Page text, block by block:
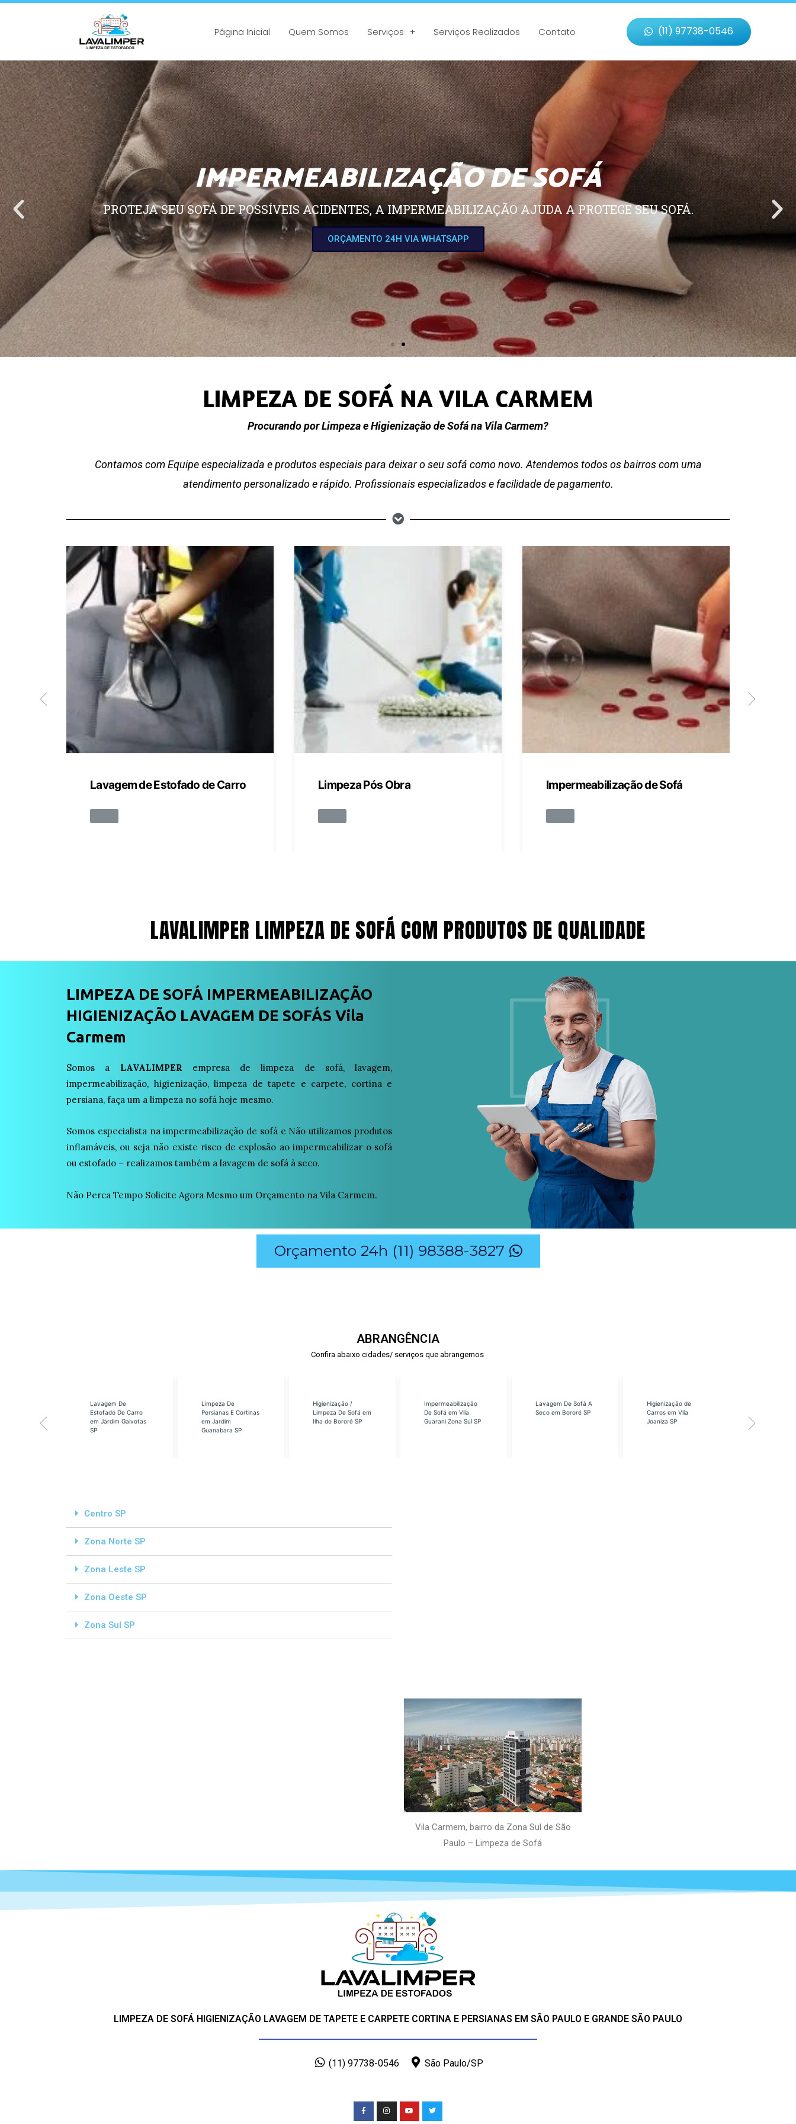
Página Inicial Quem Somos Serviços Serviços Realizados Contato (11) 97738-0546
IMPERMEABILIZAÇÃO DE SOFÁ
PROTEJA SEU SOFÁ DE POSSÍVEIS ACIDENTES, A IMPERMEABILIZAÇÃO AJUDA A PROTEGE SEU SOFÁ.
ORÇAMENTO 24H VIA WHATSAPP
LIMPEZA DE SOFÁ NA VILA CARMEM
Procurando por Limpeza e Higienização de Sofá na Vila Carmem?
Contamos com Equipe especializada e produtos especiais para deixar o seu sofá como novo. Atendemos todos os bairros com uma
atendimento personalizado e rápido. Profissionais especializados e facilidade de pagamento.
Lavagem de Estofado de Carro Limpeza Pós Obra Impermeabilização de Sofá
LAVALIMPER LIMPEZA DE SOFÁ COM PRODUTOS DE QUALIDADE
LIMPEZA DE SOFÁ IMPERMEABILIZAÇÃO
HIGIENIZAÇÃO LAVAGEM DE SOFÁS Vila
Carmem
Somos a LAVALIMPER empresa de limpeza de sofá, lavagem,
impermeabilização, higienização, limpeza de tapete e carpete, cortina e
persiana, faça um a limpeza no sofá hoje mesmo.
Somos especialista na impermeabilização de sofá e Não utilizamos produtos
inflamáveis, ou seja não existe risco de explosão ao impermeabilizar o sofá
ou estofado – realizamos também a lavagem de sofá à seco.
Não Perca Tempo Solicite Agora Mesmo um Orçamento na Vila Carmem.
Orçamento 24h (11) 98388-3827
ABRANGÊNCIA
Confira abaixo cidades/ serviços que abrangemos
Lavagem De
Estofado De Carro
em Jardim Gaivotas
SP
Limpeza De
Persianas E Cortinas
em Jardim
Guanabara SP
Higienização /
Limpeza De Sofá em
Ilha do Bororé SP
Impermeabilização
De Sofá em Vila
Guarani Zona Sul SP
Lavagem De Sofá A
Seco em Bororé SP
Higienização de
Carros em Vila
Joaniza SP
Centro SP
Zona Norte SP
Zona Leste SP
Zona Oeste SP
Zona Sul SP
Vila Carmem, bairro da Zona Sul de São
Paulo – Limpeza de Sofá
LIMPEZA DE SOFÁ HIGIENIZAÇÃO LAVAGEM DE TAPETE E CARPETE CORTINA E PERSIANAS EM SÃO PAULO E GRANDE SÃO PAULO
(11) 97738-0546 São Paulo/SP